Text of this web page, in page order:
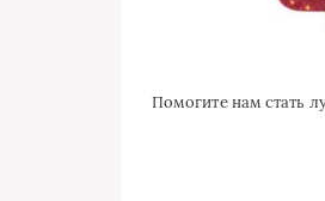
Помогите нам стать